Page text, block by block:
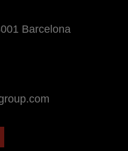
Barcelona